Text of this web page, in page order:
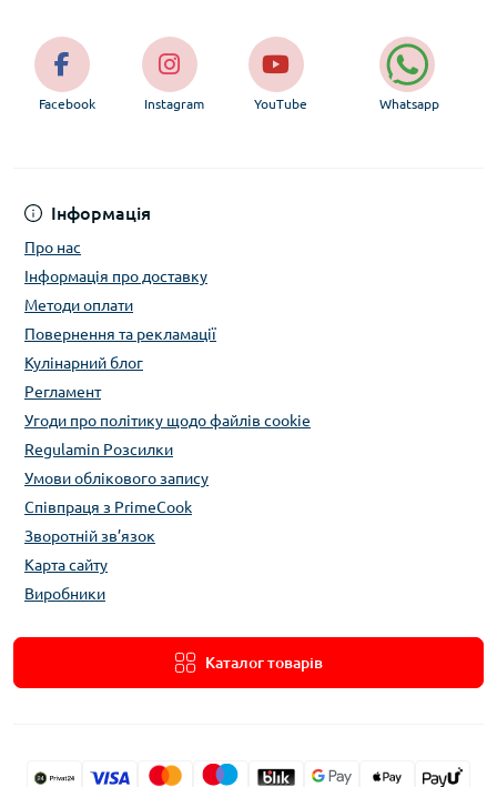
Інформація
Про нас
Інформація про доставку
Методи оплати
Повернення та рекламації
Кулінарний блог
Регламент
Угоди про політику щодо файлів cookie
Regulamin Розсилки
Умови облікового запису
Співпраця з PrimeCook
Зворотній зв’язок
Карта сайту
Виробники
Каталог товарів
Facebook Instagram YouTube Whatsapp